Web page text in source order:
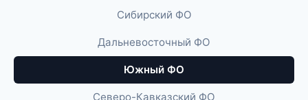
Сибирский ФО
Дальневосточный ФО
Южный ФО
Северо-Кавказский ФО